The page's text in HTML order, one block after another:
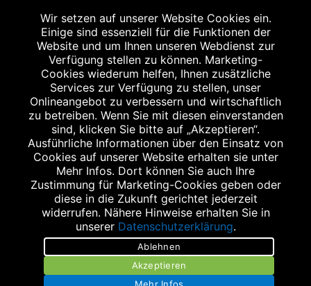
Abgabe in haushaltsüblichen Mengen, solange der Vorrat reicht. Für Druck-
und Satzfehler keine Haftung.
Zu Risiken und Nebenwirkungen lesen Sie die Packungsbeilage und fragen
Sie Ihren Arzt oder Apotheker.
Angabe nach der deutschen Arzneimitteltaxe Apothekenerstattungspreis
(AEP). Der AEP ist keine unverbindliche Preisempfehlung der Hersteller. Der
AEP ist ein von den Apotheken in Ansatz gebrachter Preis für rezeptfreie
Arzneimittel. Er entspricht in der Höhe dem für Apotheken verbindlichen
Abgabepreis, zu dem eine Apotheke in bestimmten Fällen (z.B. bei Kindern
unter 12 Jahren) das Produkt mit der gesetzlichen Krankenversicherung
abrechnet. Der AEP ist der allgemeine Erstattungspreis im Falle einer
Kostenübernahme durch die gesetzlichen Krankenkassen, vor Abzug eines
Zwangsrabattes (zur Zeit 5%) nach §130 Abs. 1 SGB V.
Unverbindliche Preisempfehlung des Herstellers (UVP).
powered by apovena.de
Wir setzen auf unserer Website Cookies ein.
Einige sind essenziell für die Funktionen der
Website und um Ihnen unseren Webdienst zur
Verfügung stellen zu können. Marketing-
Cookies wiederum helfen, Ihnen zusätzliche
Services zur Verfügung zu stellen, unser
Onlineangebot zu verbessern und wirtschaftlich
zu betreiben. Wenn Sie mit diesen einverstanden
sind, klicken Sie bitte auf „Akzeptieren“.
Ausführliche Informationen über den Einsatz von
Cookies auf unserer Website erhalten sie unter
Mehr Infos. Dort können Sie auch Ihre
Zustimmung für Marketing-Cookies geben oder
diese in die Zukunft gerichtet jederzeit
widerrufen. Nähere Hinweise erhalten Sie in
unserer Datenschutzerklärung.
Ablehnen
Akzeptieren